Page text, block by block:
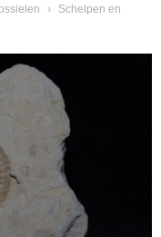
›
Schelpen en